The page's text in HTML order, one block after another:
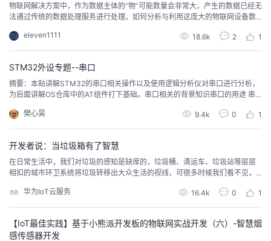
页
开
发
者
我
博
客
的
论
坛
我
的
圈
我
的
我
物联网解决方案中，作为数据主体的“物”可能数量会非常大，产生的数据已经无
法通过传统的数据处理服务进行处理。如何分析与利用这庞大的物联网设备数
例，分析售货销量状况。
eleven1111 18.6k 2 1
STM32外设专题--串口
摘要：本贴讲解STM32的串口相关操作以及使用逻辑分析仪对串口进行分析，
为后面讲解OS仓库中的AT组件打下基础。串口相关的背景知识串口的用途 串
（STM32外接NBiot）等功能，几乎所有MCU都带有串口功能（STM32、5
1、NBiot、4G模组、WIFI模组、蓝牙模组等），我们LiteOS的AT框架的底层
樊心昊 9.4k 0 1
开发者说：当垃圾箱有了智慧
在日常生活中，我们对垃圾的感知是缺席的，垃圾桶、清运车、垃圾站等层层
相扣的城市环卫系统将垃圾转移出大众生活的视线，可很多时候我们看不见，
华为IoT云服务
16.4k 0 1
【IoT最佳实践】基于小熊派开发板的物联网实战开发（六）-智慧烟
感传感器开发